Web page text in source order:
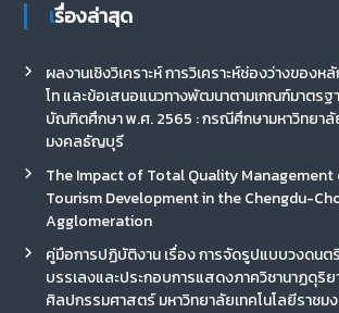
เรื่องล่าสุด
ผลงานเชิงวิเคราะห์ การวิเคราะห์ช่องว่างขอ
โท และข้อเสนอแนวทางพัฒนาตามเกณฑ์มาตร
บัณฑิตศึกษา พ.ศ. 2565 : กรณีศึกษามหาวิทยาลั
มงคลธัญบุรี
The Impact of Total Quality Management
Tourism Development in the Chengdu-
Agglomeration
คู่มือการปฏิบัติงาน เรื่อง การจัดรูปแบบวงดนต
บรรเลงและประกอบการแสดงภาควิชานาฏดุริ
ศิลปกรรมศาสตร์ มหาวิทยาลัยเทคโนโลยีราช